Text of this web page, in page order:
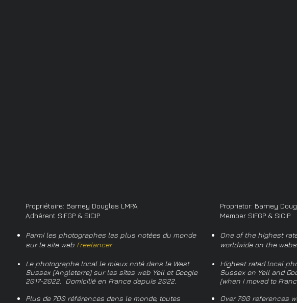
Propriétaire: Barney Douglas LMPA
Adhérent SIFGP & SICIP
Parmi les photographes les plus notées du monde
sur le site web Freelancer
Le photographe local le mieux noté dans le West
Sussex (Angleterre) sur les sites web Yell et Google
2017-2022. Domicilié en France depuis 2022.
Plus de 700 références dans le monde, toutes
Proprietor: Barney
Member SIFGP & SICIP
One of the highest
worldwide on the
Highest rated local
Sussex on Yell and
(when I moved to
Over 700 references